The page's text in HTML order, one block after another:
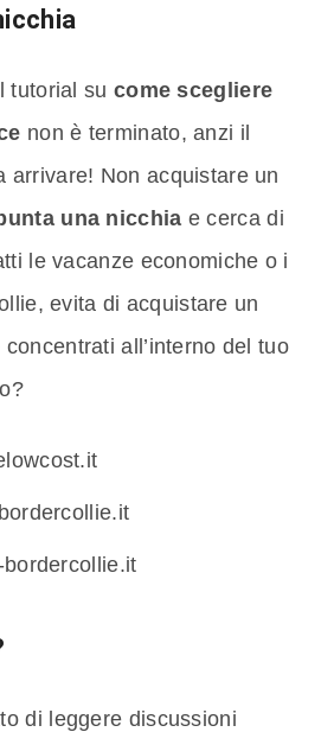
tutorial su come scegliere
non è terminato, anzi il
arrivare! Non acquistare un
una nicchia e cerca di
le vacanze economiche o i
evita di acquistare un
all’interno del tuo
di leggere discussioni